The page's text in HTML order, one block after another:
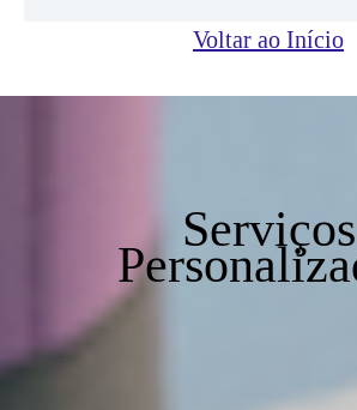
Voltar ao Início
Serviços